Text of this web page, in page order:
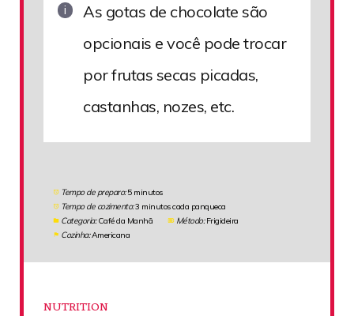
As gotas de chocolate são
opcionais e você pode trocar
por frutas secas picadas,
castanhas, nozes, etc.
Tempo de preparo: 5 minutos
Tempo de cozimento:3 minutos cada panqueca
Categoria: Café da Manhã Método: Frigideira
Cozinha:Americana
NUTRITION